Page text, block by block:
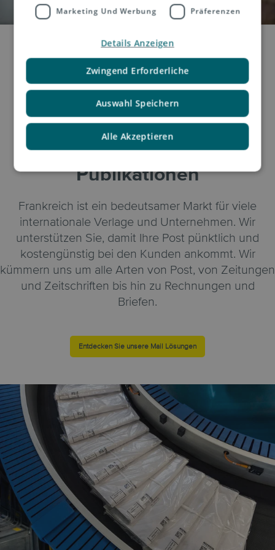
Business Mail und
Publikationen
Frankreich ist ein bedeutsamer Markt für viele
internationale Verlage und Unternehmen. Wir
unterstützen Sie, damit Ihre Post pünktlich und
kostengünstig bei den Kunden ankommt. Wir
kümmern uns um alle Arten von Post, von Zeitungen
und Zeitschriften bis hin zu Rechnungen und
Briefen.
Entdecken Sie unsere Mail Lösungen
Marketing Und Werbung Präferenzen
Auswahl Speichern
Alle Akzeptieren
Zwingend Erforderliche
Details Anzeigen